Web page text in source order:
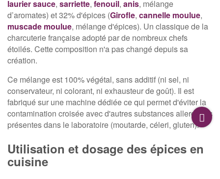
laurier sauce, sarriette, fenouil, anis, mélange
d’aromates) et 32% d'épices (Girofle, cannelle moulue,
muscade moulue, mélange d'épices). Un classique de la
charcuterie française adopté par de nombreux chefs
étoilés. Cette composition n'a pas changé depuis sa
création.
Ce mélange est 100% végétal, sans additif (ni sel, ni
conservateur, ni colorant, ni exhausteur de goût). Il est
fabriqué sur une machine dédiée ce qui permet d'éviter la
contamination croisée avec d'autres substances allergènes
présentes dans le laboratoire (moutarde, céleri, gluten).
Utilisation et dosage des épices en
cuisine